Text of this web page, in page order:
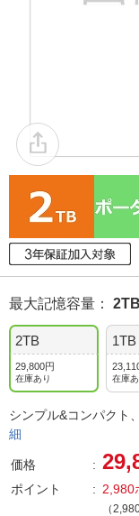
最大記憶容量 ： 2TB
2TB
29,800円
在庫あり
1TB
在庫あ
シンプル&コンパク
細
価格
ポイント 2,980
（